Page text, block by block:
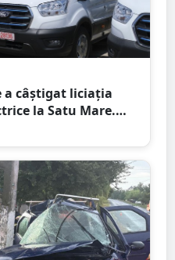
a câștigat liciația
la Satu Mare.
intrat pe fir